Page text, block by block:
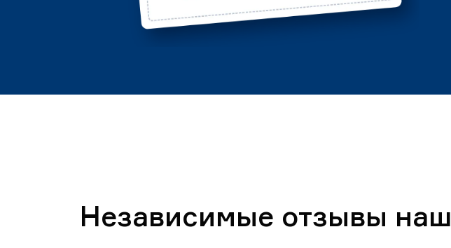
Независимые отзывы